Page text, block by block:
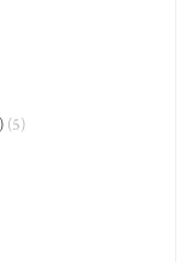
(5)